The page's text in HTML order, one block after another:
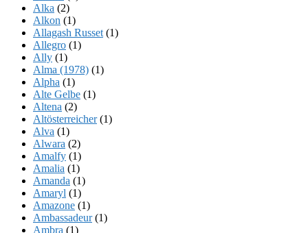
Alka (2)
Alkon (1)
Allagash Russet (1)
Allegro (1)
Ally (1)
Alma (1978) (1)
Alpha (1)
Alte Gelbe (1)
Altena (2)
Altösterreicher(1)
Alva (1)
Alwara (2)
Amalfy (1)
Amalia (1)
Amanda (1)
Amaryl (1)
Amazone (1)
Ambassadeur(1)
Ambra (1)